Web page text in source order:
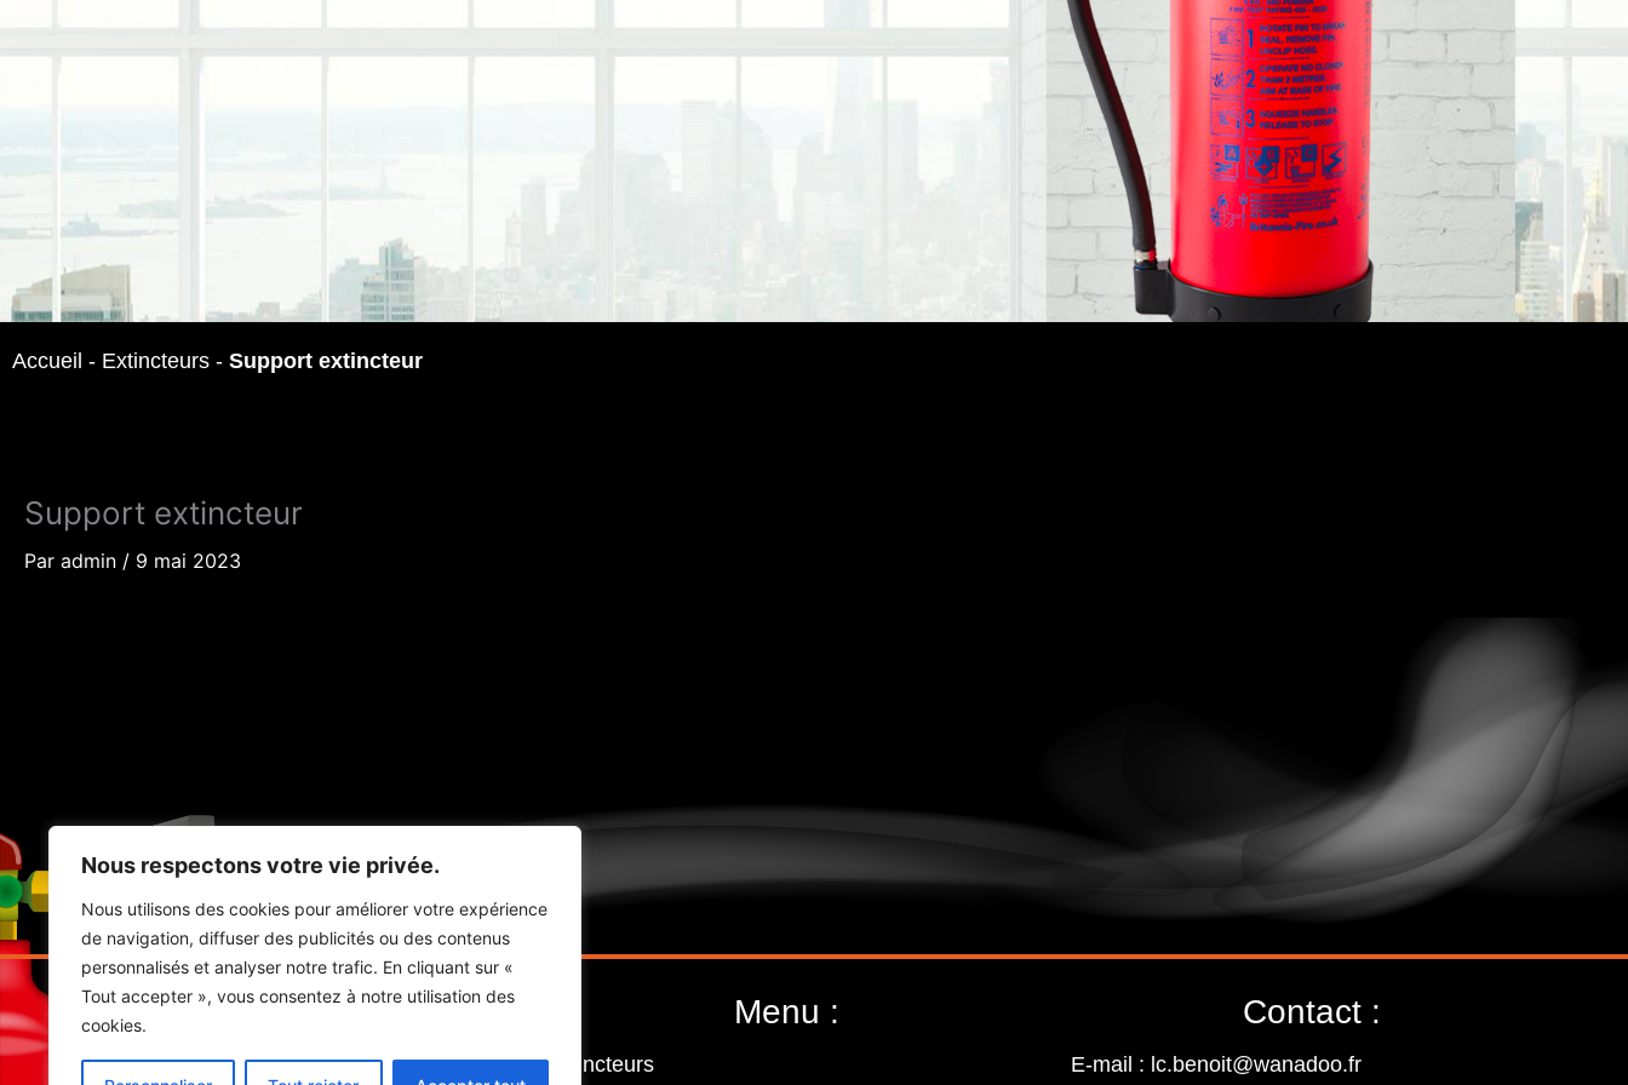
Nous respectons votre vie privée.
Nous utilisons des cookies pour améliorer votre expérience
de navigation, diffuser des publicités ou des contenus
personnalisés et analyser notre trafic. En cliquant sur «
Tout accepter », vous consentez à notre utilisation des
cookies.
Accueil - Extincteurs - Support extincteur
Support extincteur
Par admin / 9 mai 2023
Support extincteur Menu :
Extincteurs
Contact :
E-mail : lc.benoit@wanadoo.fr